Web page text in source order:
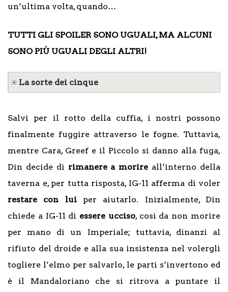
un’ultima volta, quando…
TUTTI GLI SPOILER SONO UGUALI, MA ALCUNI
SONO PIÙ UGUALI DEGLI ALTRI!
La sorte dei cinque
Salvi per il rotto della cuffia, i nostri possono
finalmente fuggire attraverso le fogne. Tuttavia,
mentre Cara, Greef e il Piccolo si danno alla fuga,
Din decide di rimanere a morire all’interno della
taverna e, per tutta risposta, IG-11 afferma di voler
restare con luiper aiutarlo. Inizialmente, Din
chiede a IG-11 di essere ucciso, così da non morire
per mano di un Imperiale; tuttavia, dinanzi al
rifiuto del droide e alla sua insistenza nel volergli
togliere l’elmo per salvarlo, le parti s’invertono ed
è il Mandaloriano che si ritrova a puntare il